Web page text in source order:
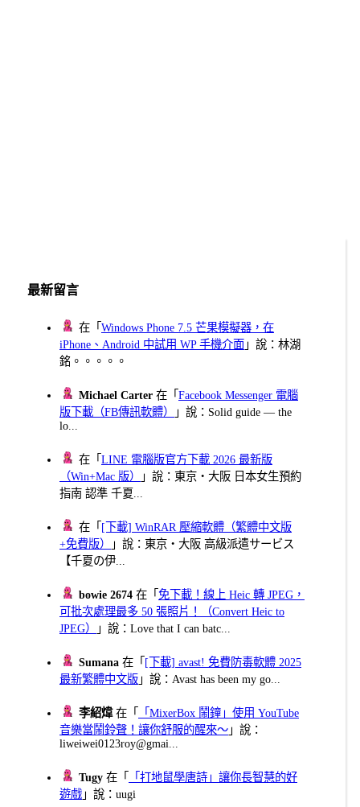
最新留言
在「Windows Phone 7.5 芒果模擬器，在
iPhone、Android 中試用 WP 手機介面 」說：林湖
銘。。。。。
Michael Carter 在「Facebook Messenger 電腦
版下載（FB傳訊軟體）
」說：Solid guide — the
lo...
在「LINE 電腦版官方下載 2026 最新版
（Win+Mac 版）
」說：東京・大阪 日本女生預約
指南 認準 千夏...
在「 [下載] WinRAR 壓縮軟體（繁體中文版
+免費版）
」說：東京・大阪 高級派遣サービス
【千夏の伊...
bowie 2674 在「免下載！線上 Heic 轉 JPEG，
可批次處理最多 50 張照片！（Convert Heic to
JPEG）
」說：Love that I can batc...
Sumana 在「 [下載] avast! 免費防毒軟體 2025
最新繁體中文版 」說：Avast has been my go...
李紹煒在「
「MixerBox 鬧鐘」使用 YouTube
音樂當鬧鈴聲！讓你舒服的醒來～ 」說：
liweiwei0123roy@gmai...
Tugy 在「
「打地鼠學唐詩」讓你長智慧的好
遊戲 」說：uugi